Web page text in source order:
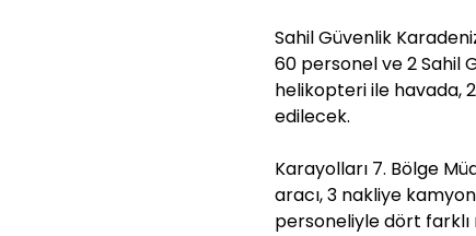
Sahil Güvenlik
60 personel ve 2 Sahil
helikopteri ile havada,
edilecek.
Karayolları 7. Bölge
aracı, 3 nakliye
personeliyle dört